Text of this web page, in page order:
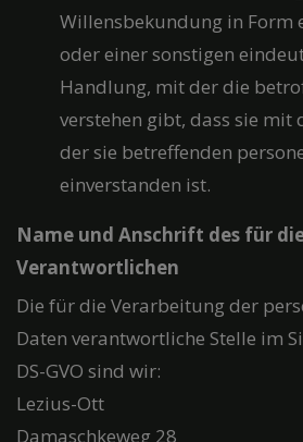
Willensbekundung in Form
oder einer sonstigen
Handlung, mit der die
verstehen gibt, dass sie mit
der sie betreffenden
einverstanden ist.
Name und Anschrift des für
Verantwortlichen
Die für die Verarbeitung der
Daten verantwortliche Stelle im
DS-GVO sind wir:
Lezius-Ott
Damaschkeweg 28